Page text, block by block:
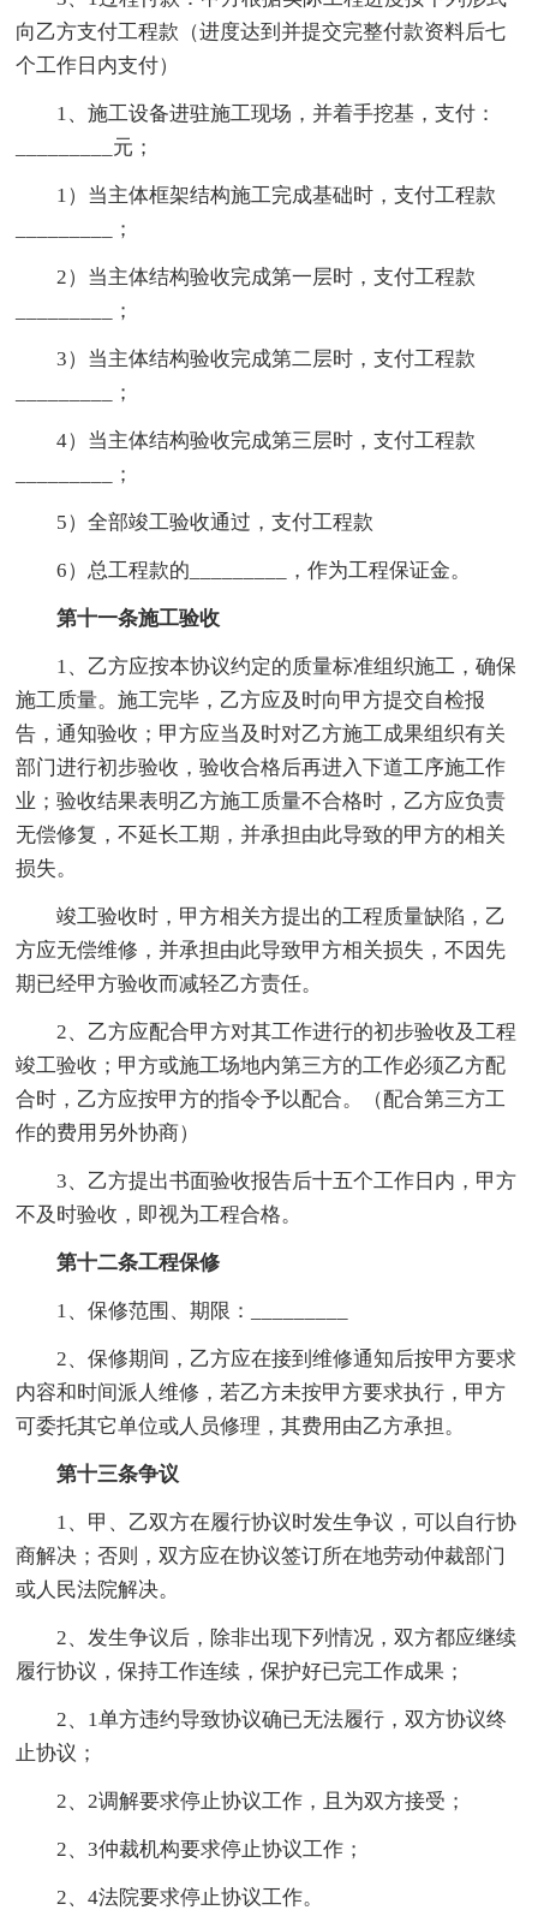
向乙方支付工程款（进度达到并提交完整付款资料后七
个工作日内支付）
1、施工设备进驻施工现场，并着手挖基，支付：
_________元；
1）当主体框架结构施工完成基础时，支付工程款
_________；
2）当主体结构验收完成第一层时，支付工程款
_________；
3）当主体结构验收完成第二层时，支付工程款
_________；
4）当主体结构验收完成第三层时，支付工程款
_________；
5）全部竣工验收通过，支付工程款
6）总工程款的_________，作为工程保证金。
第十一条施工验收
1、乙方应按本协议约定的质量标准组织施工，确保
施工质量。施工完毕，乙方应及时向甲方提交自检报
告，通知验收；甲方应当及时对乙方施工成果组织有关
部门进行初步验收，验收合格后再进入下道工序施工作
业；验收结果表明乙方施工质量不合格时，乙方应负责
无偿修复，不延长工期，并承担由此导致的甲方的相关
损失。
竣工验收时，甲方相关方提出的工程质量缺陷，乙
方应无偿维修，并承担由此导致甲方相关损失，不因先
期已经甲方验收而减轻乙方责任。
2、乙方应配合甲方对其工作进行的初步验收及工程
竣工验收；甲方或施工场地内第三方的工作必须乙方配
合时，乙方应按甲方的指令予以配合。（配合第三方工
作的费用另外协商）
3、乙方提出书面验收报告后十五个工作日内，甲方
不及时验收，即视为工程合格。
第十二条工程保修
1、保修范围、期限：_________
2、保修期间，乙方应在接到维修通知后按甲方要求
内容和时间派人维修，若乙方未按甲方要求执行，甲方
可委托其它单位或人员修理，其费用由乙方承担。
第十三条争议
1、甲、乙双方在履行协议时发生争议，可以自行协
商解决；否则，双方应在协议签订所在地劳动仲裁部门
或人民法院解决。
2、发生争议后，除非出现下列情况，双方都应继续
履行协议，保持工作连续，保护好已完工作成果；
2、1单方违约导致协议确已无法履行，双方协议终
止协议；
2、2调解要求停止协议工作，且为双方接受；
2、3仲裁机构要求停止协议工作；
2、4法院要求停止协议工作。